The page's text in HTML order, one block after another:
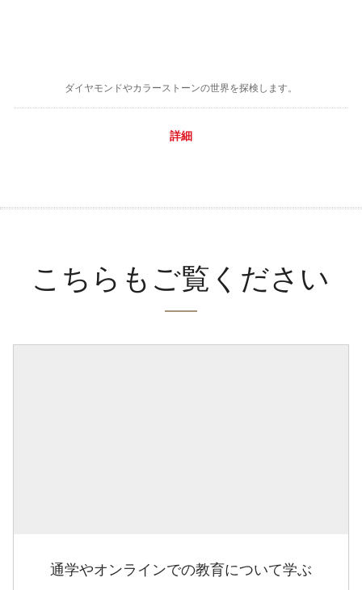
ダイヤモンドやカラーストーンの世界を探検します。
詳細
こちらもご覧ください
通学やオンラインでの教育について学ぶ